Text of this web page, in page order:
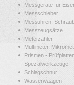
Messgeräte für
Messschieber
Messuhren,
Messzeugsätze
Meterzähler
Multimeter,
Prismen -
Spezialwerkzeuge
Schlagschnur
Wasserwaagen